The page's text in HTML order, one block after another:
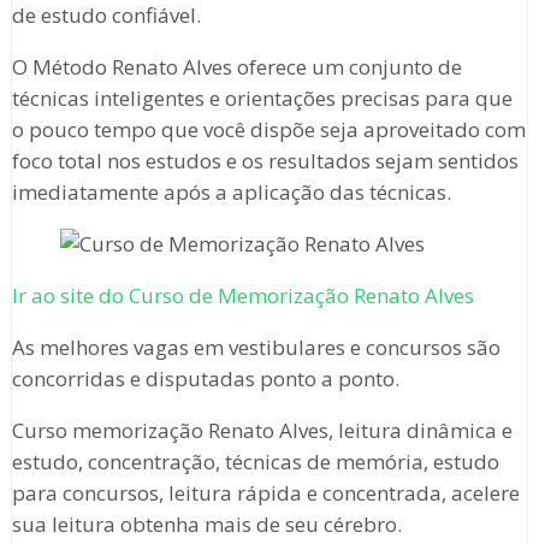
de estudo confiável.
O Método Renato Alves oferece um conjunto de
técnicas inteligentes e orientações precisas para que
o pouco tempo que você dispõe seja aproveitado com
foco total nos estudos e os resultados sejam sentidos
imediatamente após a aplicação das técnicas.
Ir ao site do Curso de Memorização Renato Alves
As melhores vagas em vestibulares e concursos são
concorridas e disputadas ponto a ponto.
Curso memorização Renato Alves, leitura dinâmica e
estudo, concentração, técnicas de memória, estudo
para concursos, leitura rápida e concentrada, acelere
sua leitura obtenha mais de seu cérebro.